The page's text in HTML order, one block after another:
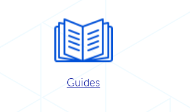
Guides